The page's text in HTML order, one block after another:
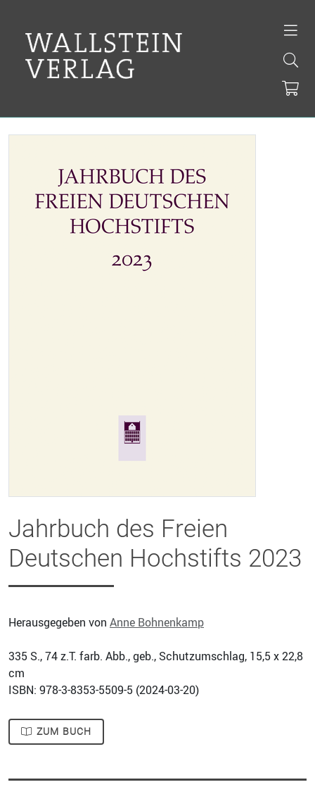
Jahrbuch des Freien
Deutschen Hochstifts 2023
Herausgegeben von Anne Bohnenkamp
335 S., 74 z.T. farb. Abb., geb., Schutzumschlag, 15,5 x 22,8
cm
ISBN: 978-3-8353-5509-5 (2024-03-20)
ZUM BUCH